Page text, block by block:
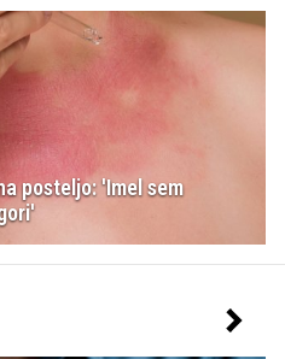
posteljo: 'Imel sem